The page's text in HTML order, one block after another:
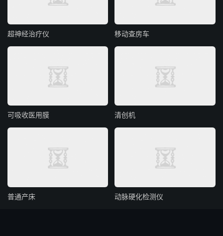
超神经治疗仪 移动查房车
可吸收医用膜 清创机
普通产床 动脉硬化检测仪